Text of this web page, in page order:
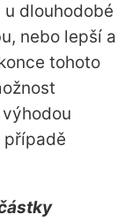
dlouhodobé
nebo lepší a
tohoto
případě